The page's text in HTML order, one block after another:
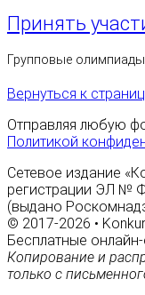
Принять
Групповые
Вернуться к
Отправляя любую
Политикой
Сетевое издание
регистрации ЭЛ №
(выдано
© 2017-2026 •
Бесплатные
Копирование и
только с